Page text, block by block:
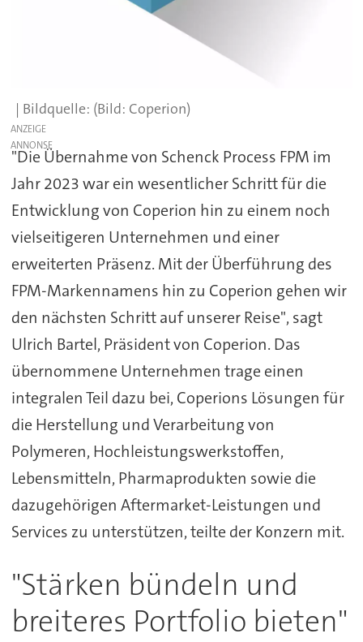
(Bild: Coperion)
ANZEIGE
"Die Übernahme von Schenck Process FPM im
Jahr 2023 war ein wesentlicher Schritt für die
Entwicklung von Coperion hin zu einem noch
vielseitigeren Unternehmen und einer
erweiterten Präsenz. Mit der Überführung des
FPM-Markennamens hin zu Coperion gehen wir
den nächsten Schritt auf unserer Reise", sagt
Ulrich Bartel, Präsident von Coperion. Das
übernommene Unternehmen trage einen
integralen Teil dazu bei, Coperions Lösungen für
die Herstellung und Verarbeitung von
Polymeren, Hochleistungswerkstoffen,
Lebensmitteln, Pharmaprodukten sowie die
dazugehörigen Aftermarket-Leistungen und
Services zu unterstützen, teilte der Konzern mit.
"Stärken bündeln und
breiteres Portfolio bieten"